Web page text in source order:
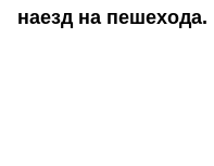
наезд на пешехода.